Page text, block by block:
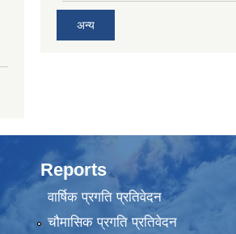
अन्य
Reports
वार्षिक प्रगति प्रतिवेदन
चौमासिक प्रगति प्रतिवेदन